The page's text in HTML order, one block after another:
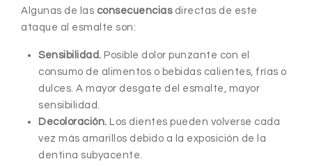
Algunas de las consecuenciasdirectas de este
ataque al esmalte son:
Sensibilidad. Posible dolor punzante con el
consumo de alimentos o bebidas calientes, frías o
dulces. A mayor desgate del esmalte, mayor
sensibilidad.
Decoloración. Los dientes pueden volverse cada
vez más amarillos debido a la exposición de la
dentina subyacente.